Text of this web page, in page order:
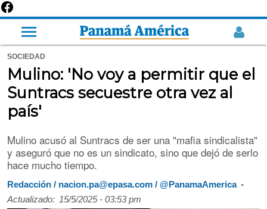
SOCIEDAD
Mulino: 'No voy a permitir que el
Suntracs secuestre otra vez al
país'
Mulino acusó al Suntracs de ser una "mafia sindicalista"
y aseguró que no es un sindicato, sino que dejó de serlo
hace mucho tiempo.
Redacción / nacion.pa@epasa.com / @PanamaAmerica -
Actualizado: 15/5/2025 - 03:53 pm